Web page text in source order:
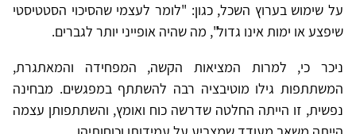
על שימוש בערוץ השכל, כגון: "לומר לעצמי שהסיכוי הסטטיסטי
שיפצע או ימות אינו גדול", מה שהיה אופייני יותר לגברים.
ניכר כי, למרות המציאות הקשה, המפחידה והמאתגרת,
המשתתפות גילו מוטיבציה רבה להשתתף במפגשים. מבחינה
נפשית, זו הייתה החלטה שדרשה כוח ואומץ, והשתתפותן עצמה